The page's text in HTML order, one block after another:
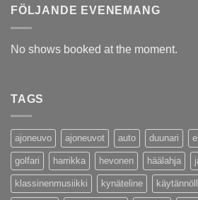
FÖLJANDE EVENEMANG
No shows booked at the moment.
TAGS
ajoneuvo ajoneuvot auto duunari
golfari harrikka hevonen häälahja
klassinenmusiikki kynäteline